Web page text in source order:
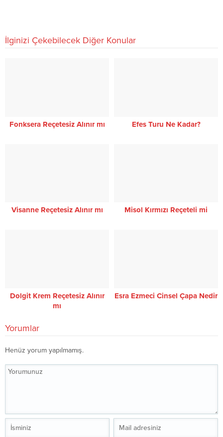
İlginizi Çekebilecek Diğer Konular
Fonksera Reçetesiz Alınır mı Efes Turu Ne Kadar?
Visanne Reçetesiz Alınır mı Misol Kırmızı Reçeteli mi
Dolgit Krem Reçetesiz Alınır
mı
Esra Ezmeci Cinsel Çapa Nedir
Yorumlar
Henüz yorum yapılmamış.